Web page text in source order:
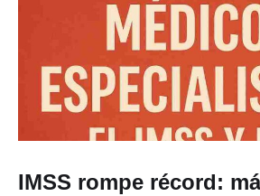
IMSS rompe récord: